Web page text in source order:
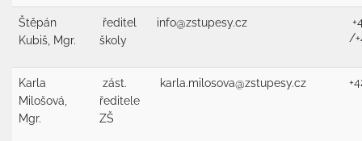
Štěpán
Kubiš, Mgr.
ředitel
školy
info@zstupesy.cz
/
Karla
Milošová,
Mgr.
zást.
ředitele
ZŠ
karla.milosova@zstupesy.cz